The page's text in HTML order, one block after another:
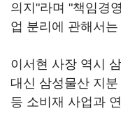
의지"라며 "책임경
업 분리에 관해서
이서현 사장 역시
대신 삼성물산 지
등 소비재 사업과